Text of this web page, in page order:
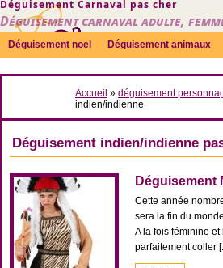
Déguisement Carnaval pas cher
Déguisement carnaval adulte,
Déguisement noel Déguisement animaux
Sexy Déguisement couple
Accueil » déguisement
indien/indienne
Déguisement indien/indienne
Déguisement
Cette année
sera la fin du
A la fois féminine
parfaitement coller